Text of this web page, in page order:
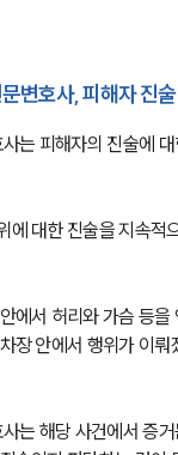
변호사, 피해자 진
는 피해자의 진술에
에 대한 진술을 지속적
에서 허리와 가슴 등을
장 안에서 행위가 이뤄
는 해당 사건에서 증